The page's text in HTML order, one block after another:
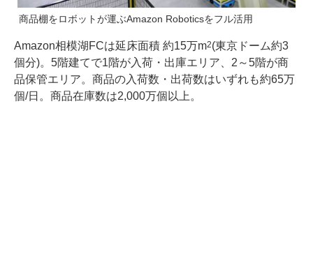
商品棚をロボットが運ぶAmazon Roboticsをフル活用
Amazon相模湖FCは延床面積 約15万m2(東京ドーム約3
個分)。5階建てで1階が入荷・出庫エリア、2～5階が商
品保管エリア。商品の入荷数・出荷数はいずれも約65万
個/日。商品在庫数は2,000万個以上。